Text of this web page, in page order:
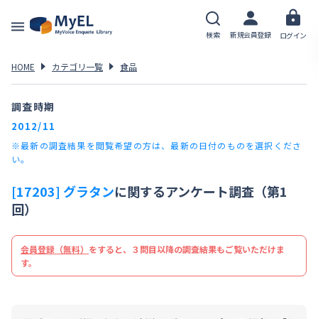
検索 新規会員登録 ログイン
HOME カテゴリ一覧 食品
調査時期
2012/11
※最新の調査結果を閲覧希望の方は、最新の日付のものを選択くださ
い。
[17203] グラタンに関するアンケート調査（第1
回）
会員登録（無料） をすると、３問目以降の調査結果もご覧いただけま
す。